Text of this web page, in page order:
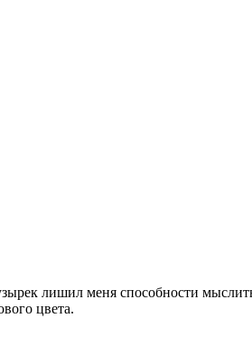
лишил меня способности
цвета.